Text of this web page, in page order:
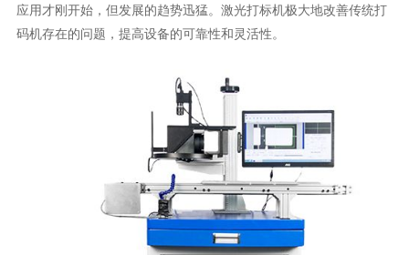
应用才刚开始，但发展的趋势迅猛。激光打标机极大地改善传统打
码机存在的问题，提高设备的可靠性和灵活性。